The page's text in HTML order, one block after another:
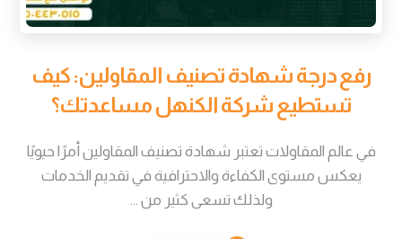
رفع درجة شهادة تصنيف المقاولين: كيف
تستطيع شركة الكنهل مساعدتك؟
في عالم المقاولات تعتبر شهادة تصنيف المقاولين أمرًا حيويًا
يعكس مستوى الكفاءة والاحترافية في تقديم الخدمات
ولذلك تسعى كثير من ...